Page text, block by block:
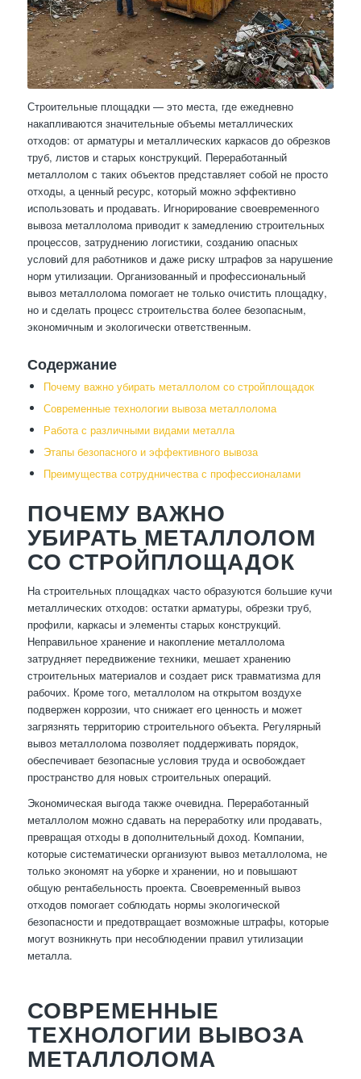
Строительные площадки — это места, где ежедневно
накапливаются значительные объемы металлических
отходов: от арматуры и металлических каркасов до обрезков
труб, листов и старых конструкций. Переработанный
металлолом с таких объектов представляет собой не просто
отходы, а ценный ресурс, который можно эффективно
использовать и продавать. Игнорирование своевременного
вывоза металлолома приводит к замедлению строительных
процессов, затруднению логистики, созданию опасных
условий для работников и даже риску штрафов за нарушение
норм утилизации. Организованный и профессиональный
вывоз металлолома помогает не только очистить площадку,
но и сделать процесс строительства более безопасным,
экономичным и экологически ответственным.
Содержание
Почему важно убирать металлолом со стройплощадок
Современные технологии вывоза металлолома
Работа с различными видами металла
Этапы безопасного и эффективного вывоза
Преимущества сотрудничества с профессионалами
ПОЧЕМУ ВАЖНО
УБИРАТЬ МЕТАЛЛОЛОМ
СО СТРОЙПЛОЩАДОК
На строительных площадках часто образуются большие кучи
металлических отходов: остатки арматуры, обрезки труб,
профили, каркасы и элементы старых конструкций.
Неправильное хранение и накопление металлолома
затрудняет передвижение техники, мешает хранению
строительных материалов и создает риск травматизма для
рабочих. Кроме того, металлолом на открытом воздухе
подвержен коррозии, что снижает его ценность и может
загрязнять территорию строительного объекта. Регулярный
вывоз металлолома позволяет поддерживать порядок,
обеспечивает безопасные условия труда и освобождает
пространство для новых строительных операций.
Экономическая выгода также очевидна. Переработанный
металлолом можно сдавать на переработку или продавать,
превращая отходы в дополнительный доход. Компании,
которые систематически организуют вывоз металлолома, не
только экономят на уборке и хранении, но и повышают
общую рентабельность проекта. Своевременный вывоз
отходов помогает соблюдать нормы экологической
безопасности и предотвращает возможные штрафы, которые
могут возникнуть при несоблюдении правил утилизации
металла.
СОВРЕМЕННЫЕ
ТЕХНОЛОГИИ ВЫВОЗА
МЕТАЛЛОЛОМА